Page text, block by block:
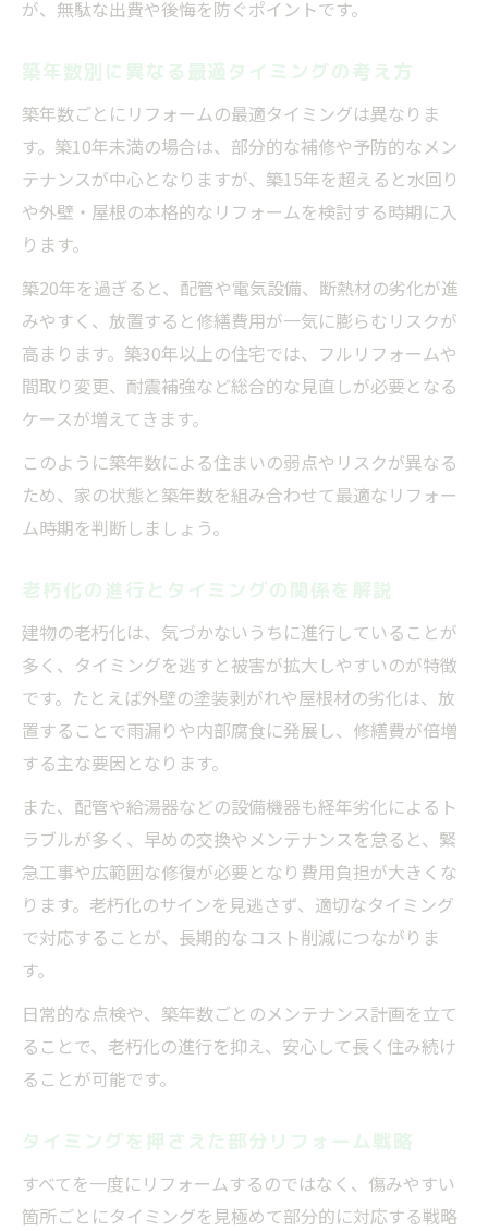
が、無駄な出費や後悔を防ぐポイントです。
築年数別に異なる最適タイミングの考え方
築年数ごとにリフォームの最適タイミングは異なりま
す。築10年未満の場合は、部分的な補修や予防的なメン
テナンスが中心となりますが、築15年を超えると水回り
や外壁・屋根の本格的なリフォームを検討する時期に入
ります。
築20年を過ぎると、配管や電気設備、断熱材の劣化が進
みやすく、放置すると修繕費用が一気に膨らむリスクが
高まります。築30年以上の住宅では、フルリフォームや
間取り変更、耐震補強など総合的な見直しが必要となる
ケースが増えてきます。
このように築年数による住まいの弱点やリスクが異なる
ため、家の状態と築年数を組み合わせて最適なリフォー
ム時期を判断しましょう。
老朽化の進行とタイミングの関係を解説
建物の老朽化は、気づかないうちに進行していることが
多く、タイミングを逃すと被害が拡大しやすいのが特徴
です。たとえば外壁の塗装剥がれや屋根材の劣化は、放
置することで雨漏りや内部腐食に発展し、修繕費が倍増
する主な要因となります。
また、配管や給湯器などの設備機器も経年劣化によるト
ラブルが多く、早めの交換やメンテナンスを怠ると、緊
急工事や広範囲な修復が必要となり費用負担が大きくな
ります。老朽化のサインを見逃さず、適切なタイミング
で対応することが、長期的なコスト削減につながりま
す。
日常的な点検や、築年数ごとのメンテナンス計画を立て
ることで、老朽化の進行を抑え、安心して長く住み続け
ることが可能です。
タイミングを押さえた部分リフォーム戦略
すべてを一度にリフォームするのではなく、傷みやすい
箇所ごとにタイミングを見極めて部分的に対応する戦略